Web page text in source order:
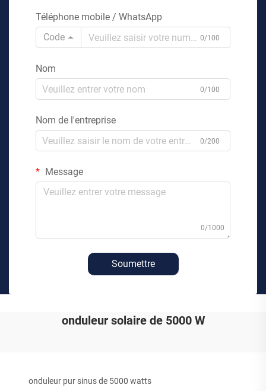
Téléphone mobile / WhatsApp
Code
0/100
Nom
0/100
Nom de l'entreprise
0/200
Message
0/1000
Soumettre
onduleur solaire de 5000 W
onduleur pur sinus de 5000 watts